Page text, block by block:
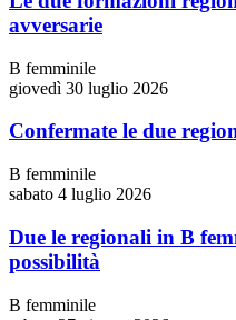
avversarie
B femminile
giovedì 30 luglio 2026
Confermate le due
B femminile
sabato 4 luglio 2026
Due le regionali in B
possibilità
B femminile